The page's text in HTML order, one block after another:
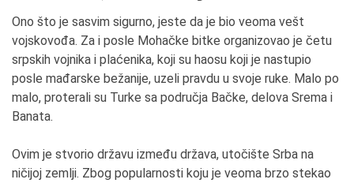
Ono što je sasvim sigurno, jeste da je bio veoma vešt
vojskovođa. Za i posle Mohačke bitke organizovao je četu
srpskih vojnika i plaćenika, koji su haosu koji je nastupio
posle mađarske bežanije, uzeli pravdu u svoje ruke. Malo po
malo, proterali su Turke sa područja Bačke, delova Srema i
Banata.
Ovim je stvorio državu između država, utočište Srba na
ničijoj zemlji. Zbog popularnosti koju je veoma brzo stekao